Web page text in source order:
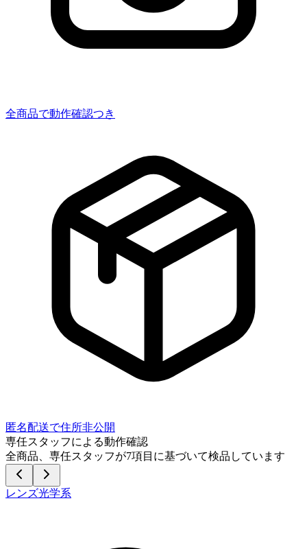
全商品で動作確認つき
匿名配送で住所非公開
専任スタッフによる動作確認
全商品、専任スタッフが7項目に基づいて検品しています
レンズ光学系